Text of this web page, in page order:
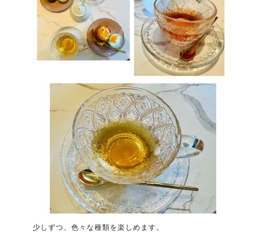
少しずつ、色々な種類を楽しめます。